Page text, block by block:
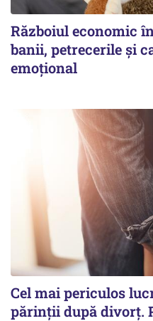
Războiul economic
banii, petrecerile și
emoțional
Cel mai periculos
părinții după divorț.